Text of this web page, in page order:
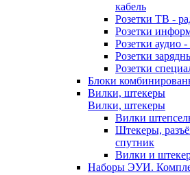
кабель
Розетки ТВ -
Розетки
Розетки аудио
Розетки
Розетки
Блоки
Вилки, штекеры
Вилки, штекеры
Вилки
Штекеры,
спутник
Вилки и
Наборы ЭУИ.